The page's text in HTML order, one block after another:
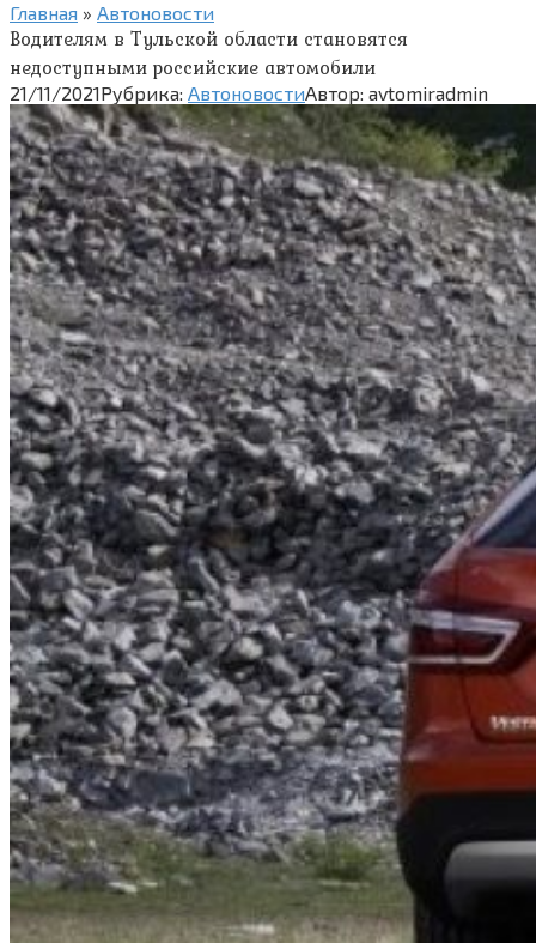
Главная » Автоновости
Водителям в Тульской области становятся
недоступными российские автомобили
21/11/2021Рубрика: АвтоновостиАвтор: avtomiradmin